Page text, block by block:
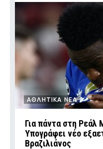
ΑΘΛΗΤΙΚΑ ΝΕΑ
Για πάντα στη Ρεάλ
Υπογράφει νέο
Βραζιλιάνος